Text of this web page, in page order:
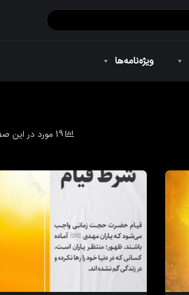
ویژه‌نامه‌ها
19 مورد در این صفحه وجود دارد